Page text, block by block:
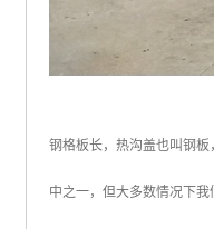
钢格板长，热沟盖也叫钢
中之一，但大多数情况下